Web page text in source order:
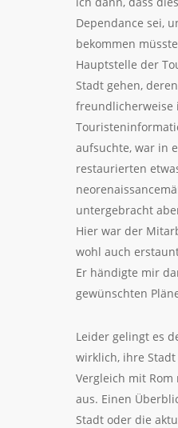
Dependance sei,
bekommen
Hauptstelle der
Stadt gehen,
freundlicherweise
aufsuchte, war in
restaurierten
untergebracht
Hier war der
wohl auch
Er händigte mir
gewünschten
Leider gelingt es
wirklich, ihre
Vergleich mit
aus. Einen
Stadt oder die